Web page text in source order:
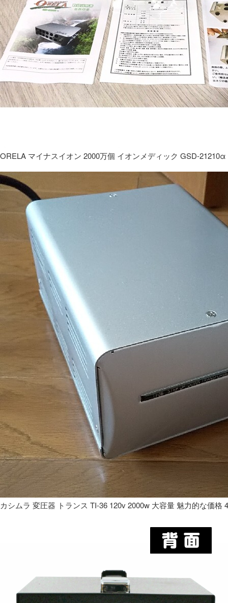
ORELA マイナスイオン 2000万個 イオンメディック GSD-21210α
カシムラ 変圧器 トランス TI-36 120v 2000w 大容量 魅力的な価格